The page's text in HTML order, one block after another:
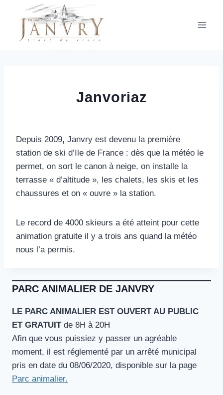
contenu
Janvoriaz
Depuis 2009, Janvry est devenu la première
station de ski d’Ile de France : dès que la météo le
permet, on sort le canon à neige, on installe la
terrasse « d’altitude », les chalets, les skis et les
chaussures et on « ouvre » la station.
Le record de 4000 skieurs a été atteint pour cette
animation gratuite il y a trois ans quand la météo
nous l’a permis.
PARC ANIMALIER DE JANVRY
LE PARC ANIMALIER EST OUVERT AU PUBLIC
ET GRATUITde 8H à 20H
Afin que vous puissiez y passer un agréable
moment, il est réglementé par un arrêté municipal
pris en date du 08/06/2020, disponible sur la page
Parc animalier.